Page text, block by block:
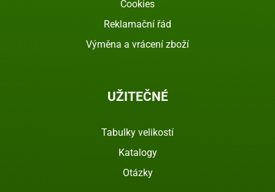
Cookies
Reklamační řád
Výměna a vrácení zboží
UŽITEČNÉ
Tabulky velikostí
Katalogy
Otázky